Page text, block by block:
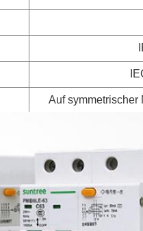
Auf symmetrischer